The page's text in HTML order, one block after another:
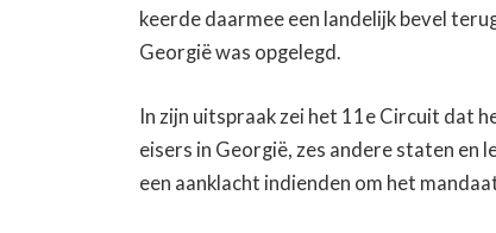
keerde daarmee een landelijk bevel
Georgië was opgelegd.
In zijn uitspraak zei het 11e Circuit dat
eisers in Georgië, zes andere staten en
een aanklacht indienden om het